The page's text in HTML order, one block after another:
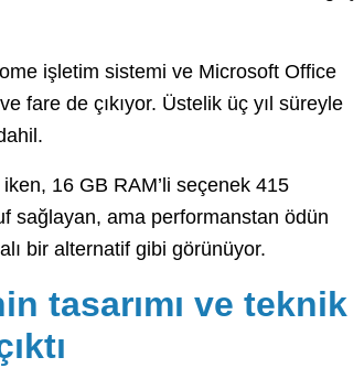
işletim sistemi ve Microsoft Office
fare de çıkıyor. Üstelik üç yıl süreyle
16 GB RAM’li seçenek 415
sağlayan, ama performanstan ödün
bir alternatif gibi görünüyor.
tasarımı ve teknik